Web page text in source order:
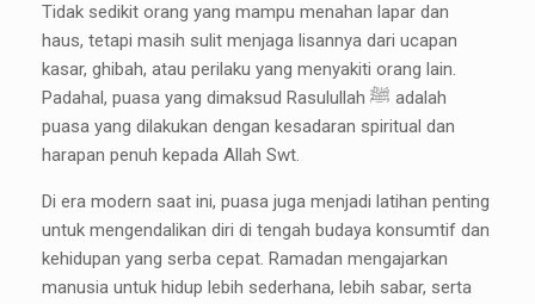
Tidak sedikit orang yang mampu menahan lapar dan
haus, tetapi masih sulit menjaga lisannya dari ucapan
kasar, ghibah, atau perilaku yang menyakiti orang lain.
Padahal, puasa yang dimaksud Rasulullah ﷺ adalah
puasa yang dilakukan dengan kesadaran spiritual dan
harapan penuh kepada Allah Swt.
Di era modern saat ini, puasa juga menjadi latihan penting
untuk mengendalikan diri di tengah budaya konsumtif dan
kehidupan yang serba cepat. Ramadan mengajarkan
manusia untuk hidup lebih sederhana, lebih sabar, serta